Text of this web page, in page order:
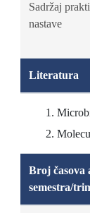
Sadržaj
nastave
Literatura
Broj časova
semestra/